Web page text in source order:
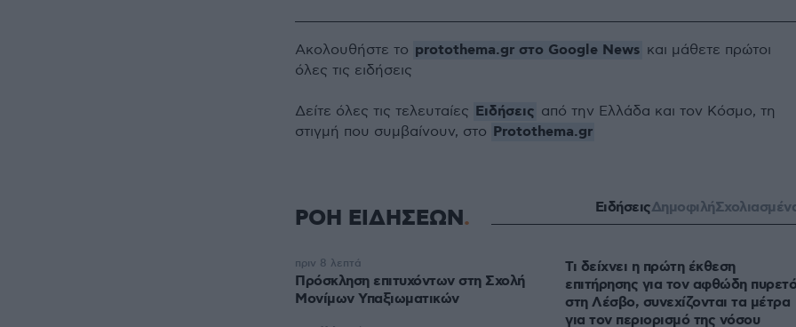
Ακολουθήστε το protothema.gr στο Google News και μάθετε πρώτοι
όλες τις ειδήσεις
Δείτε όλες τις τελευταίες Ειδήσεις από την Ελλάδα και τον Κόσμο, τη
στιγμή που συμβαίνουν, στο Protothema.gr
ΡΟΗ ΕΙΔΗΣΕΩΝ ΕιδήσειςΔημοφιλή
Πρόσκληση επιτυχόντων στη Σχολή
Μονίμων Υπαξιωματικών
πριν 8 λεπτά
Τι δείχνει η πρώτη έκθεση
επιτήρησης για τον αφθώδη πυρετό
στη Λέσβο, συνεχίζονται τα μέτρα
για τον περιορισμό της νόσου